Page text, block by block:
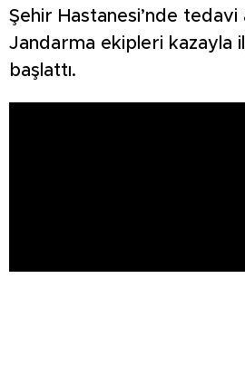
Şehir Hastanesi’nde tedavi
Jandarma ekipleri kazayla
başlattı.